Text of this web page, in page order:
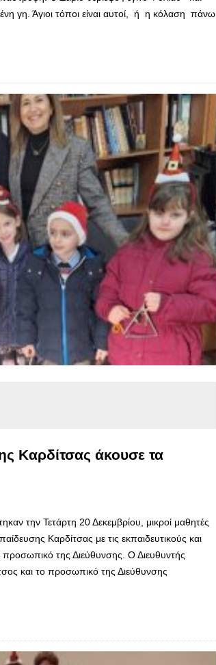
γη. Άγιοι τόποι είναι αυτοί, ή η κόλαση πάνω
Καρδίτσας άκουσε τα
την Τετάρτη 20 Δεκεμβρίου, μικροί μαθητές
Καρδίτσας με τις εκπαιδευτικούς και
προσωπικό της Διεύθυνσης. Ο Διευθυντής
και το προσωπικό της Διεύθυνσης